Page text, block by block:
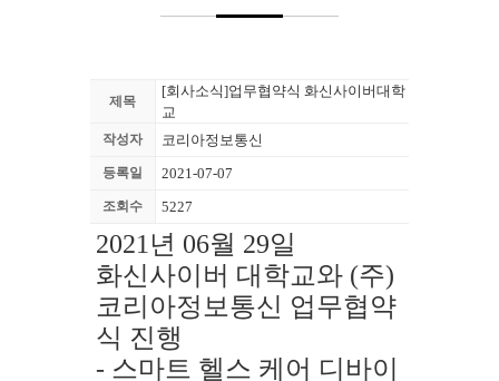
제목
[회사소식]업무협약식 화신사이버대학
교
작성자 코리아정보통신
등록일 2021-07-07
조회수 5227
2021년 06월 29일
화신사이버 대학교와 (주)
코리아정보통신 업무협약
식 진행
- 스마트 헬스 케어 디바이